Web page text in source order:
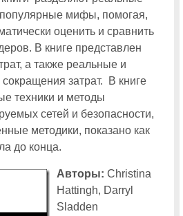
Cisco Connect включен поток
Cisco Connect: поток «Сервисная
новинки, тенденции и особенности
Connect 2014
2014 будут представлены новые
оптических сетей связи
потоков московской Cisco Connect 2014
корпоративной сети
московской Cisco Connect 2014
мифы, помогая,
оценить и сравнить
В книге представлен
а также реальные и
затрат. В книге
техники и методы
сетей и безопасности,
методики, показано как
до конца.
Авторы: Christina
Hattingh, Darryl
Sladden